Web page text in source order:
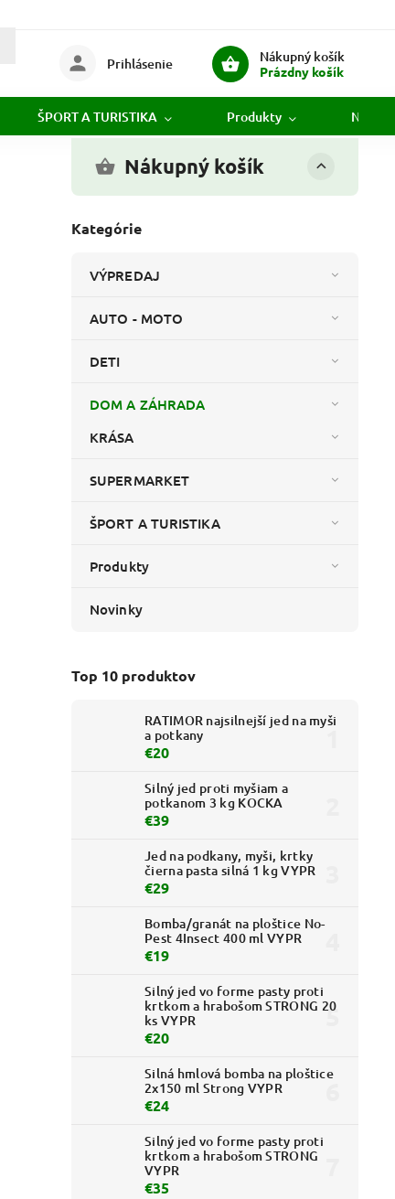
Nákupný košík
Prázdny košík
Prihlásenie
ŠPORT A TURISTIKA Produkty
Nákupný košík
Kategórie
VÝPREDAJ
AUTO - MOTO
DETI
DOM A ZÁHRADA
KRÁSA
SUPERMARKET
ŠPORT A TURISTIKA
Produkty
Novinky
Top 10 produktov
RATIMOR najsilnejší jed na myši
a potkany
€20
Silný jed proti myšiam a
potkanom 3 kg KOCKA
€39
Jed na podkany, myši, krtky
čierna pasta silná 1 kg VYPR
€29
Bomba/granát na ploštice No-
Pest 4Insect 400 ml VYPR
€19
Silný jed vo forme pasty proti
krtkom a hrabošom STRONG 20
ks VYPR
€20
Silná hmlová bomba na ploštice
2x150 ml Strong VYPR
€24
Silný jed vo forme pasty proti
krtkom a hrabošom STRONG
VYPR
€35